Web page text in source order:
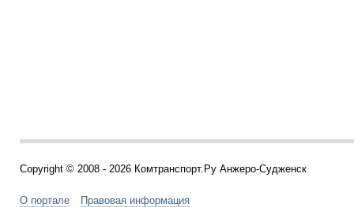
Copyright © 2008 - 2026 Комтранспорт.Ру Анжеро-Судженск
О портале Правовая информация